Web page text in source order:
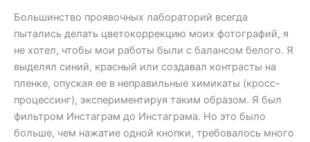
Большинство проявочных лабораторий всегда
пытались делать цветокоррекцию моих фотографий, я
не хотел, чтобы мои работы были с балансом белого. Я
выделял синий, красный или создавал контрасты на
пленке, опуская ее в неправильные химикаты (кросс-
процессинг), экспериментируя таким образом. Я был
фильтром Инстаграм до Инстаграма. Но это было
больше, чем нажатие одной кнопки, требовалось много